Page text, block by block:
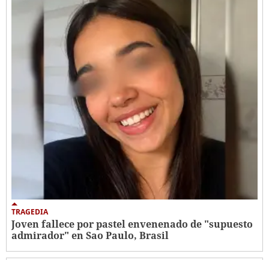
TRAGEDIA
Joven fallece por pastel envenenado de "supuesto
admirador" en Sao Paulo, Brasil